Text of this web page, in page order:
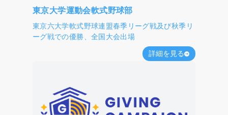
東京大学運動会軟式野球部
東京六大学軟式野球連盟春季リーグ戦及び秋季リ
ーグ戦での優勝、全国大会出場
詳細を見る